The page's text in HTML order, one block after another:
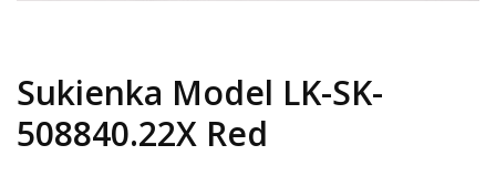
Sukienka Model LK-SK-
508840.22X Red